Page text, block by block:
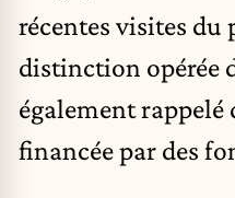
récentes visites du
distinction opérée
également rappelé
financée par des